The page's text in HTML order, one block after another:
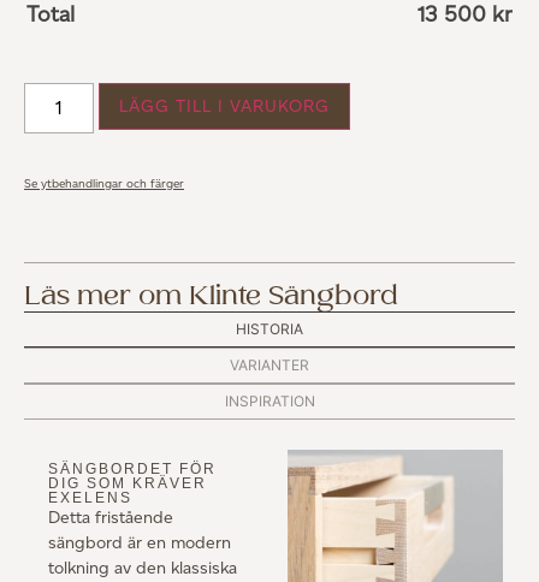
Total 13 500 kr
LÄGG TILL I VARUKORG
Se ytbehandlingar och färger
Läs mer om Klinte Sängbord
HISTORIA
VARIANTER
INSPIRATION
SÄNGBORDET FÖR
DIG SOM KRÄVER
EXELENS
Detta fristående
sängbord är en modern
tolkning av den klassiska